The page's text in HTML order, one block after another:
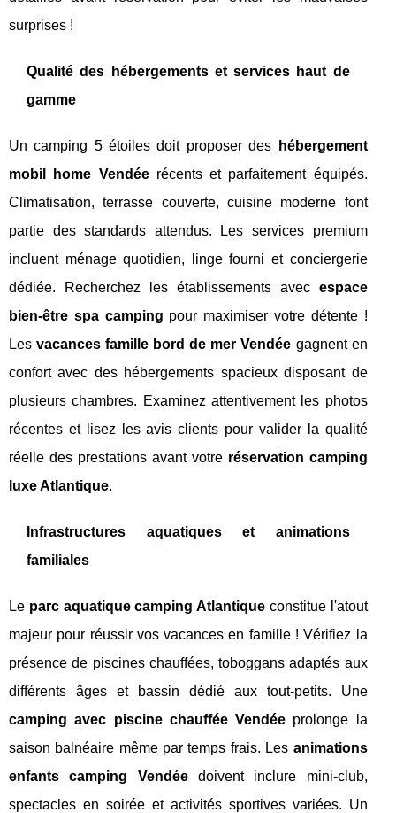
surprises !
Qualité des hébergements et services haut de
gamme
Un camping 5 étoiles doit proposer des
hébergement
mobil home Vendéerécents et parfaitement équipés.
Climatisation, terrasse couverte, cuisine moderne font
partie des standards attendus. Les services premium
incluent ménage quotidien, linge fourni et conciergerie
dédiée. Recherchez les établissements avec espace
bien-être spa camping pour maximiser votre détente !
Lesvacances famille bord de mer Vendée gagnent en
confort avec des hébergements spacieux disposant de
plusieurs chambres. Examinez attentivement les photos
récentes et lisez les avis clients pour valider la qualité
réelle des prestations avant votre réservation camping
luxe Atlantique.
Infrastructures aquatiques et animations
familiales
Le parc aquatique camping Atlantique constitue l'atout
majeur pour réussir vos vacances en famille ! Vérifiez la
présence de piscines chauffées, toboggans adaptés aux
différents âges et bassin dédié aux tout-petits. Une
camping avec piscine chauffée Vendée prolonge la
saison balnéaire même par temps frais. Les animations
enfants camping Vendéedoivent inclure mini-club,
spectacles en soirée et activités sportives variées. Un